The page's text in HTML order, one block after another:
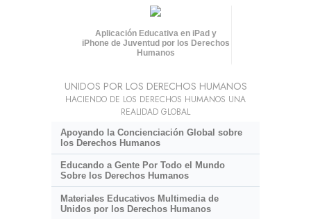
Aplicación Educativa en iPad y
iPhone de Juventud por los Derechos
Humanos
UNIDOS POR LOS DERECHOS HUMANOS
HACIENDO DE LOS DERECHOS HUMANOS UNA
REALIDAD GLOBAL
Apoyando la Concienciación Global sobre
los Derechos Humanos
Educando a Gente Por Todo el Mundo
Sobre los Derechos Humanos
Materiales Educativos Multimedia de
Unidos por los Derechos Humanos